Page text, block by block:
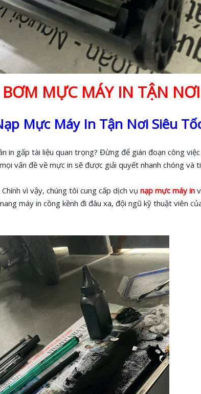
MỰC MÁY IN TẬN NƠI
Mực Máy In Tận Nơi Siêu
in gấp tài liệu quan trọng? Đừng để gián đoạn công
vấn đề về mực in sẽ được giải quyết nhanh chóng và
vì vậy, chúng tôi cung cấp dịch vụ nạp mực máy in
máy in cồng kềnh đi đâu xa, đội ngũ kỹ thuật viên